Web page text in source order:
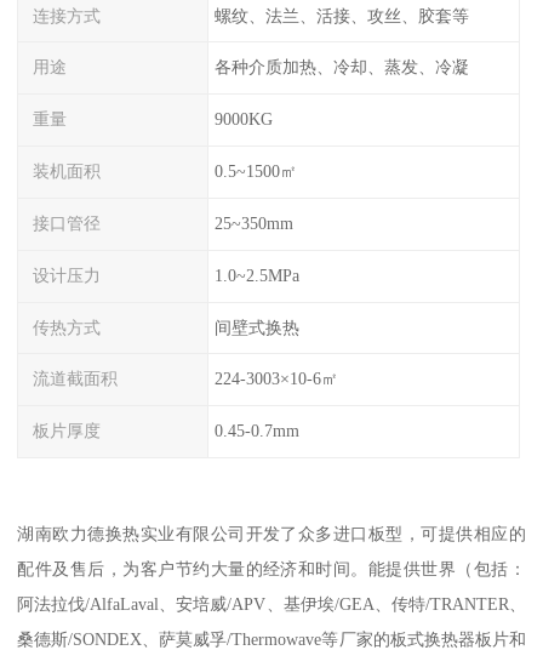
连接方式 螺纹、法兰、活接、攻丝、胶套等
用途 各种介质加热、冷却、蒸发、冷凝
重量 9000KG
装机面积 0.5~1500㎡
接口管径 25~350mm
设计压力 1.0~2.5MPa
传热方式 间壁式换热
流道截面积 224-3003×10-6㎡
板片厚度 0.45-0.7mm
湖南欧力德换热实业有限公司开发了众多进口板型，可提供相应的
配件及售后，为客户节约大量的经济和时间。能提供世界（包括：
阿法拉伐/AlfaLaval、安培威/APV、基伊埃/GEA、传特/TRANTER、
桑德斯/SONDEX、萨莫威孚/Thermowave等厂家的板式换热器板片和